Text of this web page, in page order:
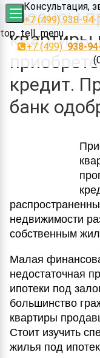
Консультация,
+7 (499) 938-94-
top_tell_menu
+7 (499) 938-
Нюансы
квартиры
кредит.
банк
недвижимости
собственным
Малая
недостаточная
ипотеки под
большинство
квартиры
Стоит изучить
жилья под